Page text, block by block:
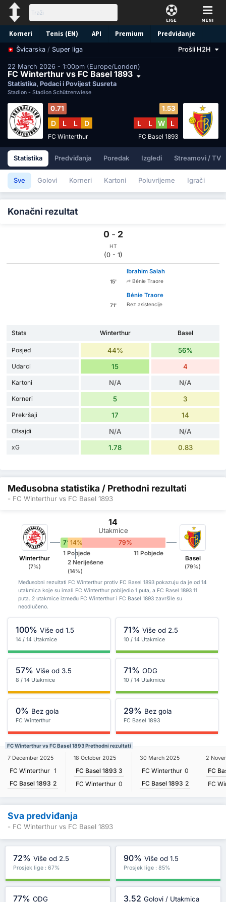
LIGE MENI
Korneri Tenis (EN) API Premium Predviđanje
Švicarska / Super liga Prošli H2H
22 March 2026 - 1:00pm (Europe/London)
FC Winterthur vs FC Basel 1893
Statistika, Podaci i Povijest Susreta
Stadion - Stadion Schützenwiese
0.71
D L L D
FC Winterthur
1.53
L L W L
FC Basel 1893
Statistika Predviđanja Poredak Izgledi Streamovi / TV
Sve Golovi Korneri Kartoni Poluvrijeme Igrači
Konačni rezultat
0 - 2
HT
(0 - 1)
15'
Ibrahim Salah
Bénie Traore
71'
Bénie Traore
Bez asistencije
Stats Winterthur Basel
Posjed 44% 56%
Udarci 15 4
Kartoni N/A N/A
Korneri 5 3
Prekršaji 17 14
Ofsajdi N/A N/A
xG 1.78 0.83
Međusobna statistika / Prethodni rezultati
- FC Winterthur vs FC Basel 1893
Winterthur
(7%)
14
Utakmice
7%14% 79%
1 Pobjede
2 Neriješene
(14%)
11 Pobjede
Basel
(79%)
Međusobni rezultati FC Winterthur protiv FC Basel 1893 pokazuju da je od 14
utakmica koje su imali FC Winterthur pobijedio 1 puta, a FC Basel 1893 11
puta. 2 utakmice između FC Winterthur i FC Basel 1893 završile su
neodlučeno.
100% Više od 1.5
14 / 14 Utakmice
71% Više od 2.5
10 / 14 Utakmice
57% Više od 3.5
8 / 14 Utakmice
71% ODG
10 / 14 Utakmice
0% Bez gola
FC Winterthur
29% Bez gola
FC Basel 1893
FC Winterthur vs FC Basel 1893 Prethodni rezultati
7 December 2025
FC Winterthur 1
FC Basel 1893 2
18 October 2025
FC Basel 1893 3
FC Winterthur 0
30 March 2025
FC Winterthur 0
FC Basel 1893 2
2
FC
FC
Sva predviđanja
- FC Winterthur vs FC Basel 1893
72% Više od 2.5
Prosjek lige : 67%
90% Više od 1.5
Prosjek lige : 85%
77% ODG 3.52 Golovi / Utakmica